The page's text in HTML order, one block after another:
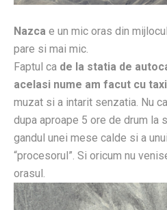
Nazca e un mic oras din
pare si mai mic.
Faptul ca de la statia de
acelasi nume am facut cu
muzat si a intarit senzatia. Nu
dupa aproape 5 ore de drum la
gandul unei mese calde si a
“procesorul”. Si oricum nu
orasul.